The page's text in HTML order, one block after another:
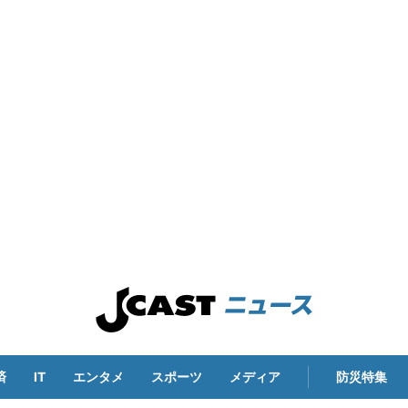
IT エンタメ スポーツ メディア 防災特集